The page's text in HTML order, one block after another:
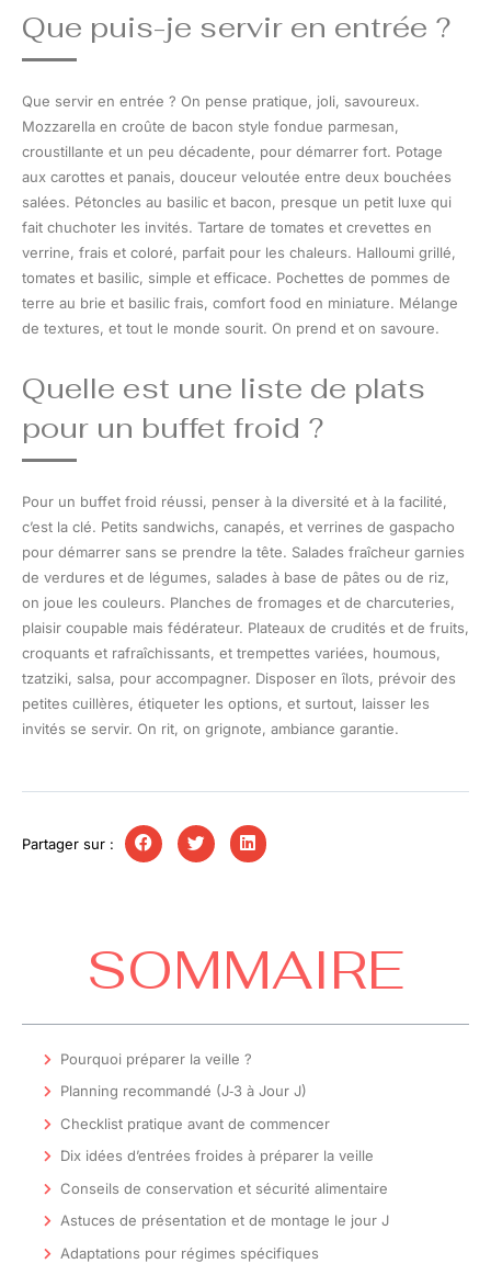
Que puis-je servir en entrée ?
Que servir en entrée ? On pense pratique, joli, savoureux.
Mozzarella en croûte de bacon style fondue parmesan,
croustillante et un peu décadente, pour démarrer fort. Potage
aux carottes et panais, douceur veloutée entre deux bouchées
salées. Pétoncles au basilic et bacon, presque un petit luxe qui
fait chuchoter les invités. Tartare de tomates et crevettes en
verrine, frais et coloré, parfait pour les chaleurs. Halloumi grillé,
tomates et basilic, simple et efficace. Pochettes de pommes de
terre au brie et basilic frais, comfort food en miniature. Mélange
de textures, et tout le monde sourit. On prend et on savoure.
Quelle est une liste de plats
pour un buffet froid ?
Pour un buffet froid réussi, penser à la diversité et à la facilité,
c’est la clé. Petits sandwichs, canapés, et verrines de gaspacho
pour démarrer sans se prendre la tête. Salades fraîcheur garnies
de verdures et de légumes, salades à base de pâtes ou de riz,
on joue les couleurs. Planches de fromages et de charcuteries,
plaisir coupable mais fédérateur. Plateaux de crudités et de fruits,
croquants et rafraîchissants, et trempettes variées, houmous,
tzatziki, salsa, pour accompagner. Disposer en îlots, prévoir des
petites cuillères, étiqueter les options, et surtout, laisser les
invités se servir. On rit, on grignote, ambiance garantie.
Partager sur :
SOMMAIRE
Pourquoi préparer la veille ?
Planning recommandé (J‑3 à Jour J)
Checklist pratique avant de commencer
Dix idées d’entrées froides à préparer la veille
Conseils de conservation et sécurité alimentaire
Astuces de présentation et de montage le jour J
Adaptations pour régimes spécifiques